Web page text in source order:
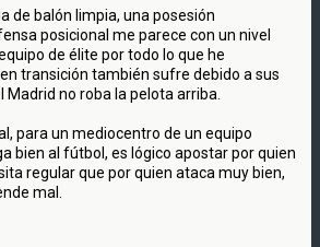
de balón limpia, una posesión
posicional me parece con un nivel
de élite por todo lo que he
transición también sufre debido a sus
no roba la pelota arriba.
para un mediocentro de un equipo
bien al fútbol, es lógico apostar por quien
regular que por quien ataca muy bien,
mal.